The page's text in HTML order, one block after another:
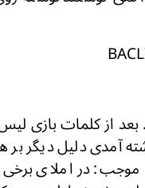
آمدی دلیل دیگر
در املای